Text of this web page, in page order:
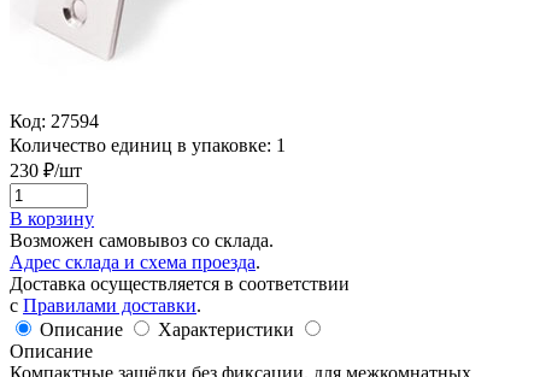
Код: 27594
Количество единиц в упаковке: 1
230 ₽/шт
В корзину
Возможен самовывоз со склада.
Адрес склада и схема проезда.
Доставка осуществляется в соответствии
с Правилами доставки.
Описание
Характеристики
Описание
Компактные защёлки без фиксации, для межкомнатных